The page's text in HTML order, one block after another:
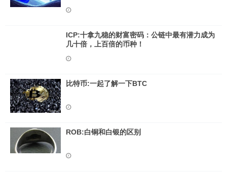
ICP:十拿九稳的财富密码：公链中最有潜力成为
几十倍，上百倍的币种！
比特币:一起了解一下BTC
ROB:白铜和白银的区别